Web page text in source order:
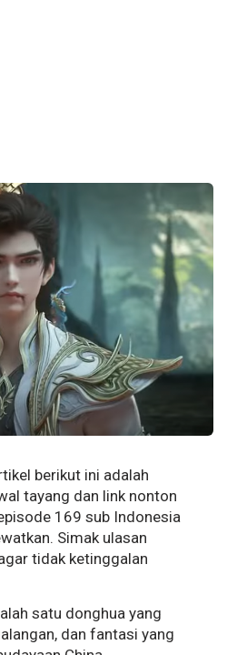
berikut ini adalah
tayang dan link nonton
169 sub Indonesia
Simak ulasan
tidak ketinggalan
satu donghua yang
dan fantasi yang